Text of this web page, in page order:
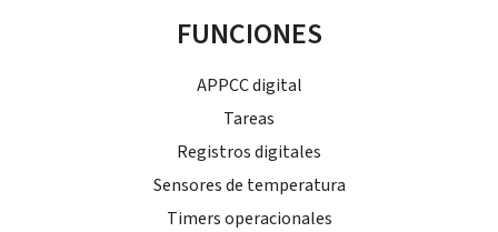
FUNCIONES
APPCC digital
Tareas
Registros digitales
Sensores de temperatura
Timers operacionales